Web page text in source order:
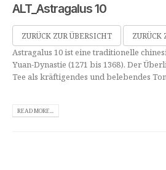
ALT_Astragalus 10
ZURÜCK ZUR ÜBERSICHT ZURÜCK
Astragalus 10 ist eine traditionelle
Yuan-Dynastie (1271 bis 1368). Der
Tee als kräftigendes und belebendes
READ MORE...